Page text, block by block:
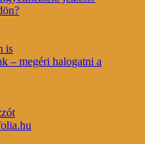
is
– megéri halogatni a